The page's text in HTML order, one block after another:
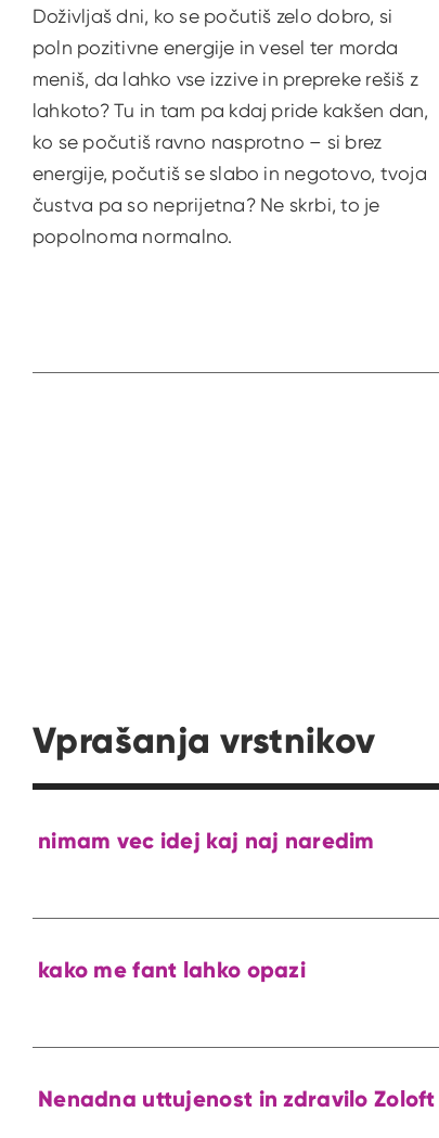
Doživljaš dni, ko se počutiš zelo dobro, si
poln pozitivne energije in vesel ter morda
meniš, da lahko vse izzive in prepreke rešiš z
lahkoto? Tu in tam pa kdaj pride kakšen dan,
ko se počutiš ravno nasprotno – si brez
energije, počutiš se slabo in negotovo, tvoja
čustva pa so neprijetna? Ne skrbi, to je
popolnoma normalno.
Vprašanja vrstnikov
nimam vec idej kaj naj naredim
kako me fant lahko opazi
Nenadna uttujenost in zdravilo Zoloft